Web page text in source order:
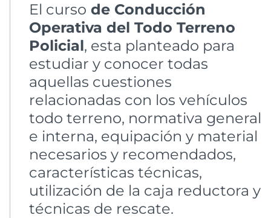
El curso de Conducción
Operativa del Todo Terreno
Policial, esta planteado para
estudiar y conocer todas
aquellas cuestiones
relacionadas con los vehículos
todo terreno, normativa general
e interna, equipación y material
necesarios y recomendados,
características técnicas,
utilización de la caja reductora y
técnicas de rescate.